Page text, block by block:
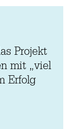
fürProjekt
mit „viel
Erfolg